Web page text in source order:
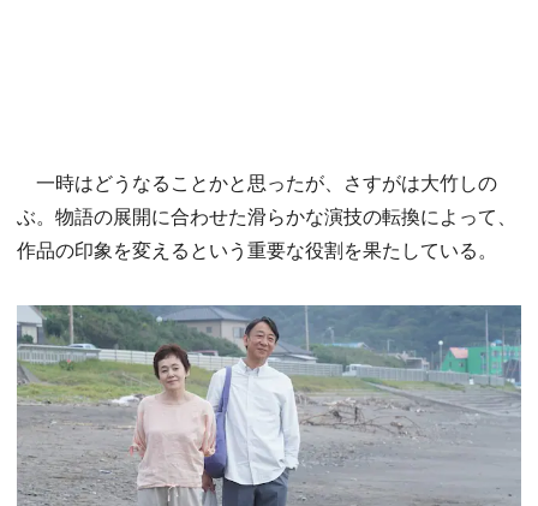
一時はどうなることかと思ったが、さすがは大竹しの
ぶ。物語の展開に合わせた滑らかな演技の転換によって、
作品の印象を変えるという重要な役割を果たしている。